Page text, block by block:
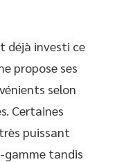
déjà investi ce
propose ses
selon
Certaines
puissant
gamme tandis